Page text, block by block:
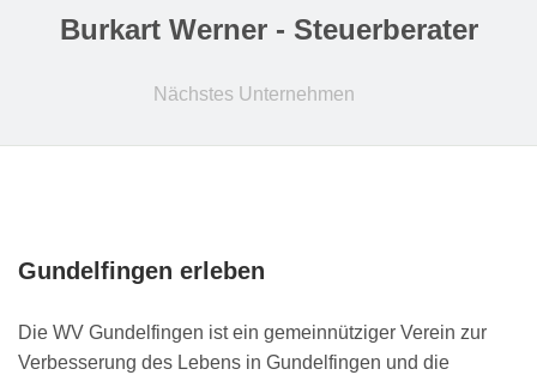
Burkart Werner - Steuerberater
Nächstes Unternehmen
Gundelfingen erleben
Die WV Gundelfingen ist ein gemeinnütziger Verein zur
Verbesserung des Lebens in Gundelfingen und die